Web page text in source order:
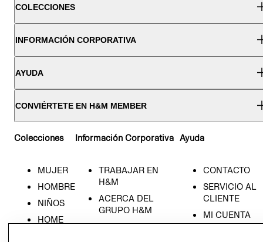
COLECCIONES
INFORMACIÓN CORPORATIVA
AYUDA
CONVIÉRTETE EN H&M MEMBER
Colecciones
MUJER
HOMBRE
NIÑOS
HOME
Información Corporativa
TRABAJAR EN
H&M
ACERCA DEL
GRUPO H&M
RESPONSABILIDAD
Ayuda
CONTACTO
SERVICIO AL
CLIENTE
MI CUENTA